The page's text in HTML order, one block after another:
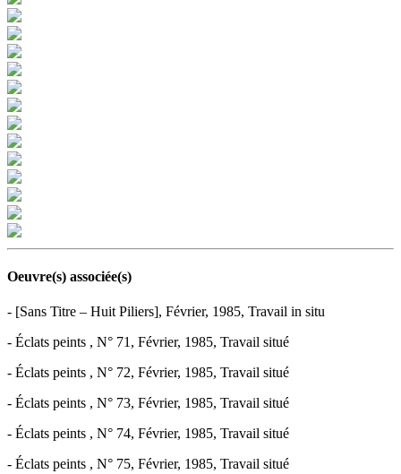
Oeuvre(s) associée(s)
- [Sans Titre – Huit Piliers], Février, 1985, Travail in situ
- Éclats peints , N° 71, Février, 1985, Travail situé
- Éclats peints , N° 72, Février, 1985, Travail situé
- Éclats peints , N° 73, Février, 1985, Travail situé
- Éclats peints , N° 74, Février, 1985, Travail situé
- Éclats peints , N° 75, Février, 1985, Travail situé